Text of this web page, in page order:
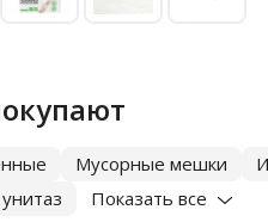
Мусорные мешки
Показать все